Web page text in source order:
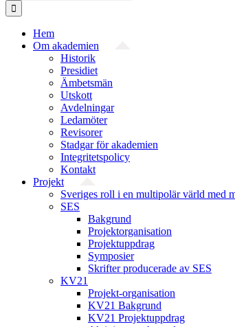
efter:
Hem
Om akademien
Historik
Presidiet
Ämbetsmän
Utskott
Avdelningar
Ledamöter
Revisorer
Stadgar för akademien
Integritetspolicy
Kontakt
Projekt
Sveriges roll i en multipolär värld med
SES
Bakgrund
Projekt­organisation
Projektuppdrag
Symposier
Skrifter producerade av SES
KV21
Projekt-organisation
KV21 Bakgrund
KV21 Projektuppdrag